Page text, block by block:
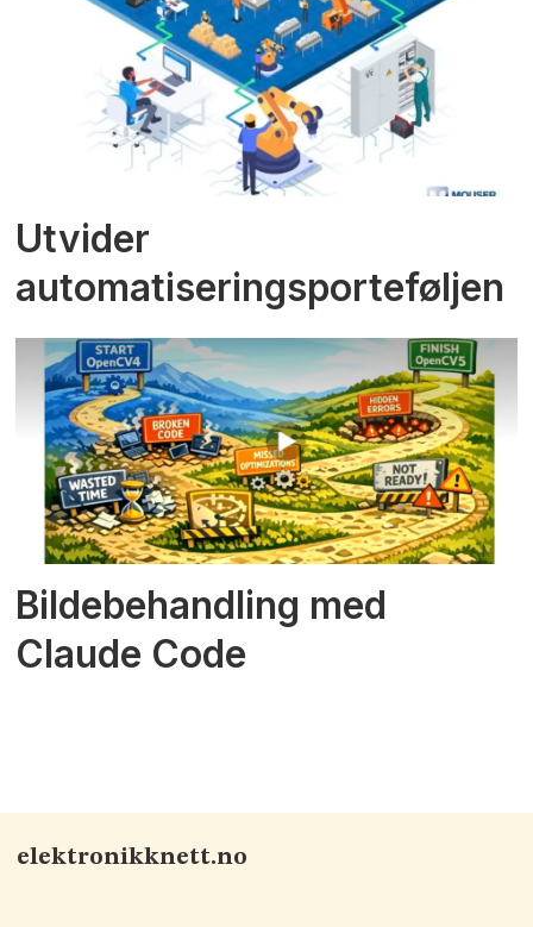
Utvider
automatiseringsporteføljen
Bildebehandling med
Claude Code
elektronikknett.no